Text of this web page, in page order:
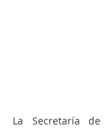
La Secretaría